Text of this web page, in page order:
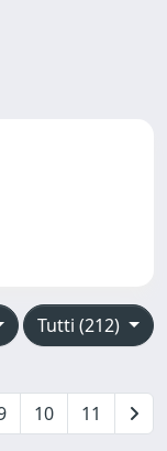
Tutti (212)
10 11